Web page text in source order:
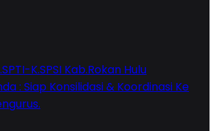
K.SPSI Kab.Rokan Hulu
: Siap Konsilidasi & Koordinasi Ke